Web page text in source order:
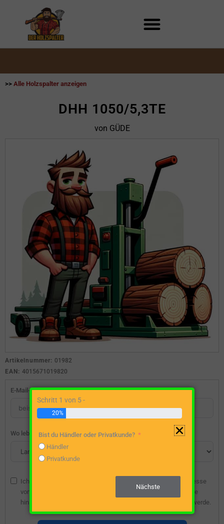
>> Alle Holzspalter anzeigen
DHH 1050/5,3TE
von GÜDE
Artikelnummer: 01982
EAN: 4015671019820
E-Mail-Adresse
Wo lebst du?
Ich bin damit einverstanden, dass die angegebene E-Mail-Adresse
vom Webseitenbetreiber gespeichert wird, damit ich über diese
hinsichtlich eines unverbindlichen Preisangebots kontaktiert werde.
Schritt 1 von 5 -
20%
Bist du Händler oder Privatkunde?
Händler
Privatkunde
Nächste